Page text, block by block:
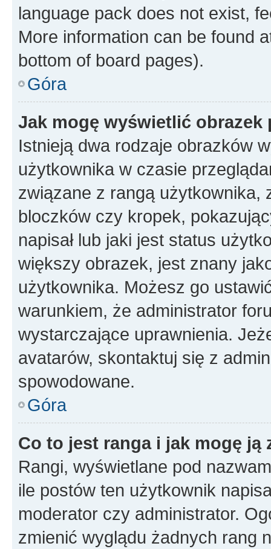
language pack does not exist,
More information can be found
bottom of board pages).
Góra
Jak mogę wyświetlić
Istnieją dwa rodzaje obrazków
użytkownika w czasie
związane z rangą użytkownika,
bloczków czy kropek,
napisał lub jaki jest status
większy obrazek, jest znany
użytkownika. Możesz go
warunkiem, że administrator
wystarczające uprawnienia.
avatarów, skontaktuj się z
spowodowane.
Góra
Co to jest ranga i jak mogę ją
Rangi, wyświetlane pod
ile postów ten użytkownik
moderator czy administrator.
zmienić wyglądu żadnych rang